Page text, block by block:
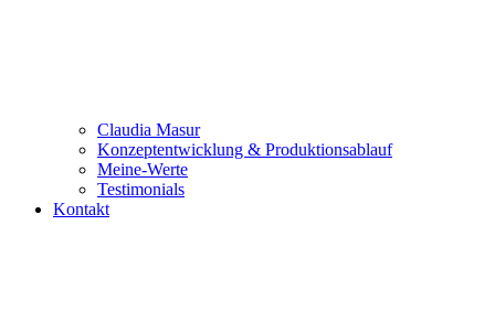
Claudia Masur
Konzeptentwicklung & Produktionsablauf
Meine-Werte
Testimonials
Kontakt